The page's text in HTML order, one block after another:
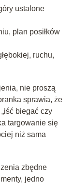
ustalone
plan posiłków
ruchu,
nie proszą
sprawia, że
biegać czy
targowanie się
niż sama
zbędne
jedno